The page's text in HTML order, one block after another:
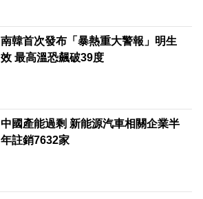
南韓首次發布「暴熱重大警報」明生
效 最高溫恐飆破39度
中國產能過剩 新能源汽車相關企業半
年註銷7632家